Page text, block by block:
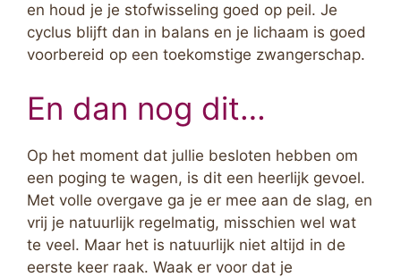
en houd je je stofwisseling goed op peil. Je
cyclus blijft dan in balans en je lichaam is goed
voorbereid op een toekomstige zwangerschap.
En dan nog dit…
Op het moment dat jullie besloten hebben om
een poging te wagen, is dit een heerlijk gevoel.
Met volle overgave ga je er mee aan de slag, en
vrij je natuurlijk regelmatig, misschien wel wat
te veel. Maar het is natuurlijk niet altijd in de
eerste keer raak. Waak er voor dat je